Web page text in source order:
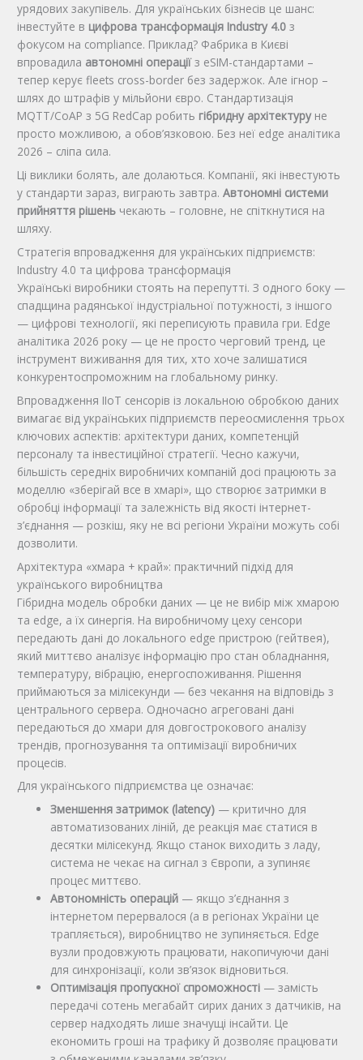
урядових закупівель. Для українських бізнесів це шанс:
інвестуйте в цифрова трансформація Industry 4.0 з
фокусом на compliance. Приклад? Фабрика в Києві
впровадила автономні операціїз eSIM-стандартами –
тепер керує fleets cross-border без задержок. Але ігнор –
шлях до штрафів у мільйони євро. Стандартизація
MQTT/CoAP з 5G RedCap робить гібридну архітектуруне
просто можливою, а обов’язковою. Без неї edge аналітика
2026 – сліпа сила.
Ці виклики болять, але долаються. Компанії, які інвестують
у стандарти зараз, виграють завтра.Автономні системи
прийняття рішень чекають – головне, не спіткнутися на
шляху.
Стратегія впровадження для українських підприємств:
Industry 4.0 та цифрова трансформація
Українські виробники стоять на перепутті. З одного боку —
спадщина радянської індустріальної потужності, з іншого
— цифрові технології, які переписують правила гри. Edge
аналітика 2026 року — це не просто черговий тренд, це
інструмент виживання для тих, хто хоче залишатися
конкурентоспроможним на глобальному ринку.
Впровадження IIoT сенсорів із локальною обробкою даних
вимагає від українських підприємств переосмислення трьох
ключових аспектів: архітектури даних, компетенцій
персоналу та інвестиційної стратегії. Чесно кажучи,
більшість середніх виробничих компаній досі працюють за
моделлю «зберігай все в хмарі», що створює затримки в
обробці інформації та залежність від якості інтернет-
з’єднання — розкіш, яку не всі регіони України можуть собі
дозволити.
Архітектура «хмара + край»: практичний підхід для
українського виробництва
Гібридна модель обробки даних — це не вибір між хмарою
та edge, а їх синергія. На виробничому цеху сенсори
передають дані до локального edge пристрою (гейтвея),
який миттєво аналізує інформацію про стан обладнання,
температуру, вібрацію, енергоспоживання. Рішення
приймаються за мілісекунди — без чекання на відповідь з
центрального сервера. Одночасно агреговані дані
передаються до хмари для довгострокового аналізу
трендів, прогнозування та оптимізації виробничих
процесів.
Для українського підприємства це означає:
Зменшення затримок (latency) — критично для
автоматизованих ліній, де реакція має статися в
десятки мілісекунд. Якщо станок виходить з ладу,
система не чекає на сигнал з Європи, а зупиняє
процес миттєво.
Автономність операцій — якщо з’єднання з
інтернетом перервалося (а в регіонах України це
трапляється), виробництво не зупиняється. Edge
вузли продовжують працювати, накопичуючи дані
для синхронізації, коли зв’язок відновиться.
Оптимізація пропускної спроможності — замість
передачі сотень мегабайт сирих даних з датчиків, на
сервер надходять лише значущі інсайти. Це
економить гроші на трафику й дозволяє працювати